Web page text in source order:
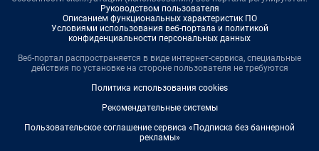
Руководством пользователя
Описанием функциональных характеристик ПО
Условиями использования веб-портала и политикой
конфиденциальности персональных данных
Веб-портал распространяется в виде интернет-сервиса, специальные
действия по установке на стороне пользователя не требуются
Политика использования cookies
Рекомендательные системы
Пользовательское соглашение сервиса «Подписка без баннерной
рекламы»